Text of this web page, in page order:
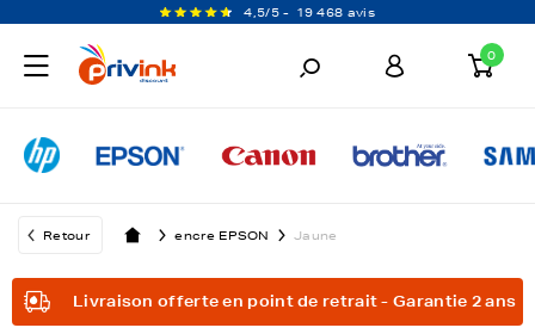
4,5/5 - 19 468 avis
0
Retour encre EPSON Jaune
Livraison offerte en point de retrait - Garantie 2 ans